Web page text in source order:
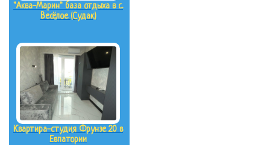
"Аква-Марин" база отдыха в с.
Весёлое (Судак)
Квартира-студия Фрунзе 20 в
Евпатории